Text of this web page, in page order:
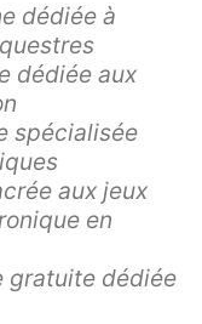
dédiée à
dédiée aux
spécialisée
aux jeux
en
gratuite dédiée